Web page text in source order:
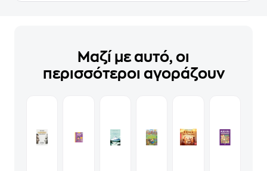
Μαζί με αυτό, οι
περισσότεροι αγοράζουν